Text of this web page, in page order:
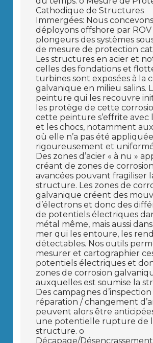
Cathodique de Structures
Immergées: Nous
déployons offshore par
plongeurs des systèmes
de mesure de protection
Les structures en acier et
celles des fondations et
turbines sont exposées à la
galvanique en milieu salins.
peinture qui les recouvre
les protège de cette
cette peinture s’effrite avec
et les chocs, notamment
où elle n’a pas été appliquée
rigoureusement et
Des zones d’acier « à nu »
créant de zones de corrosion
avancées pouvant fragiliser
structure. Les zones de
galvanique créent des
d’électrons et donc des
de potentiels électriques
métal même, mais aussi
mer qui les entoure, les
détectables. Nos outils
mesurer et cartographier
potentiels électriques et
zones de corrosion
auxquelles est soumise la
Des campagnes
réparation / changement
peuvent alors être
une potentielle rupture de
structure. o
Décapage/